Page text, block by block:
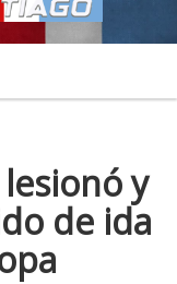
y
de ida